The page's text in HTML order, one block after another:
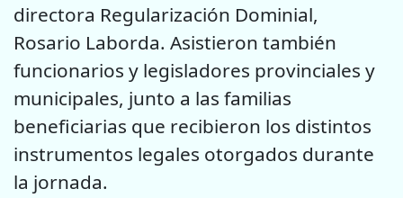
directora Regularización Dominial,
Rosario Laborda. Asistieron también
funcionarios y legisladores provinciales y
municipales, junto a las familias
beneficiarias que recibieron los distintos
instrumentos legales otorgados durante
la jornada.